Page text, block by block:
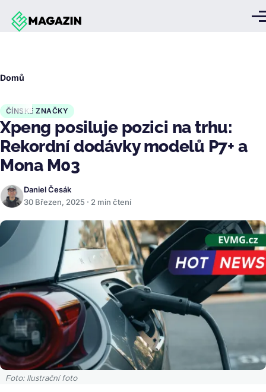
Přejít k hlavnímu obsahu
Domů
ČÍNSKÉ ZNAČKY
Xpeng posiluje pozici na trhu:
Rekordní dodávky modelů P7+ a
Mona M03
Daniel Česák
30 Březen, 2025 · 2 min čtení
Foto: Ilustrační foto